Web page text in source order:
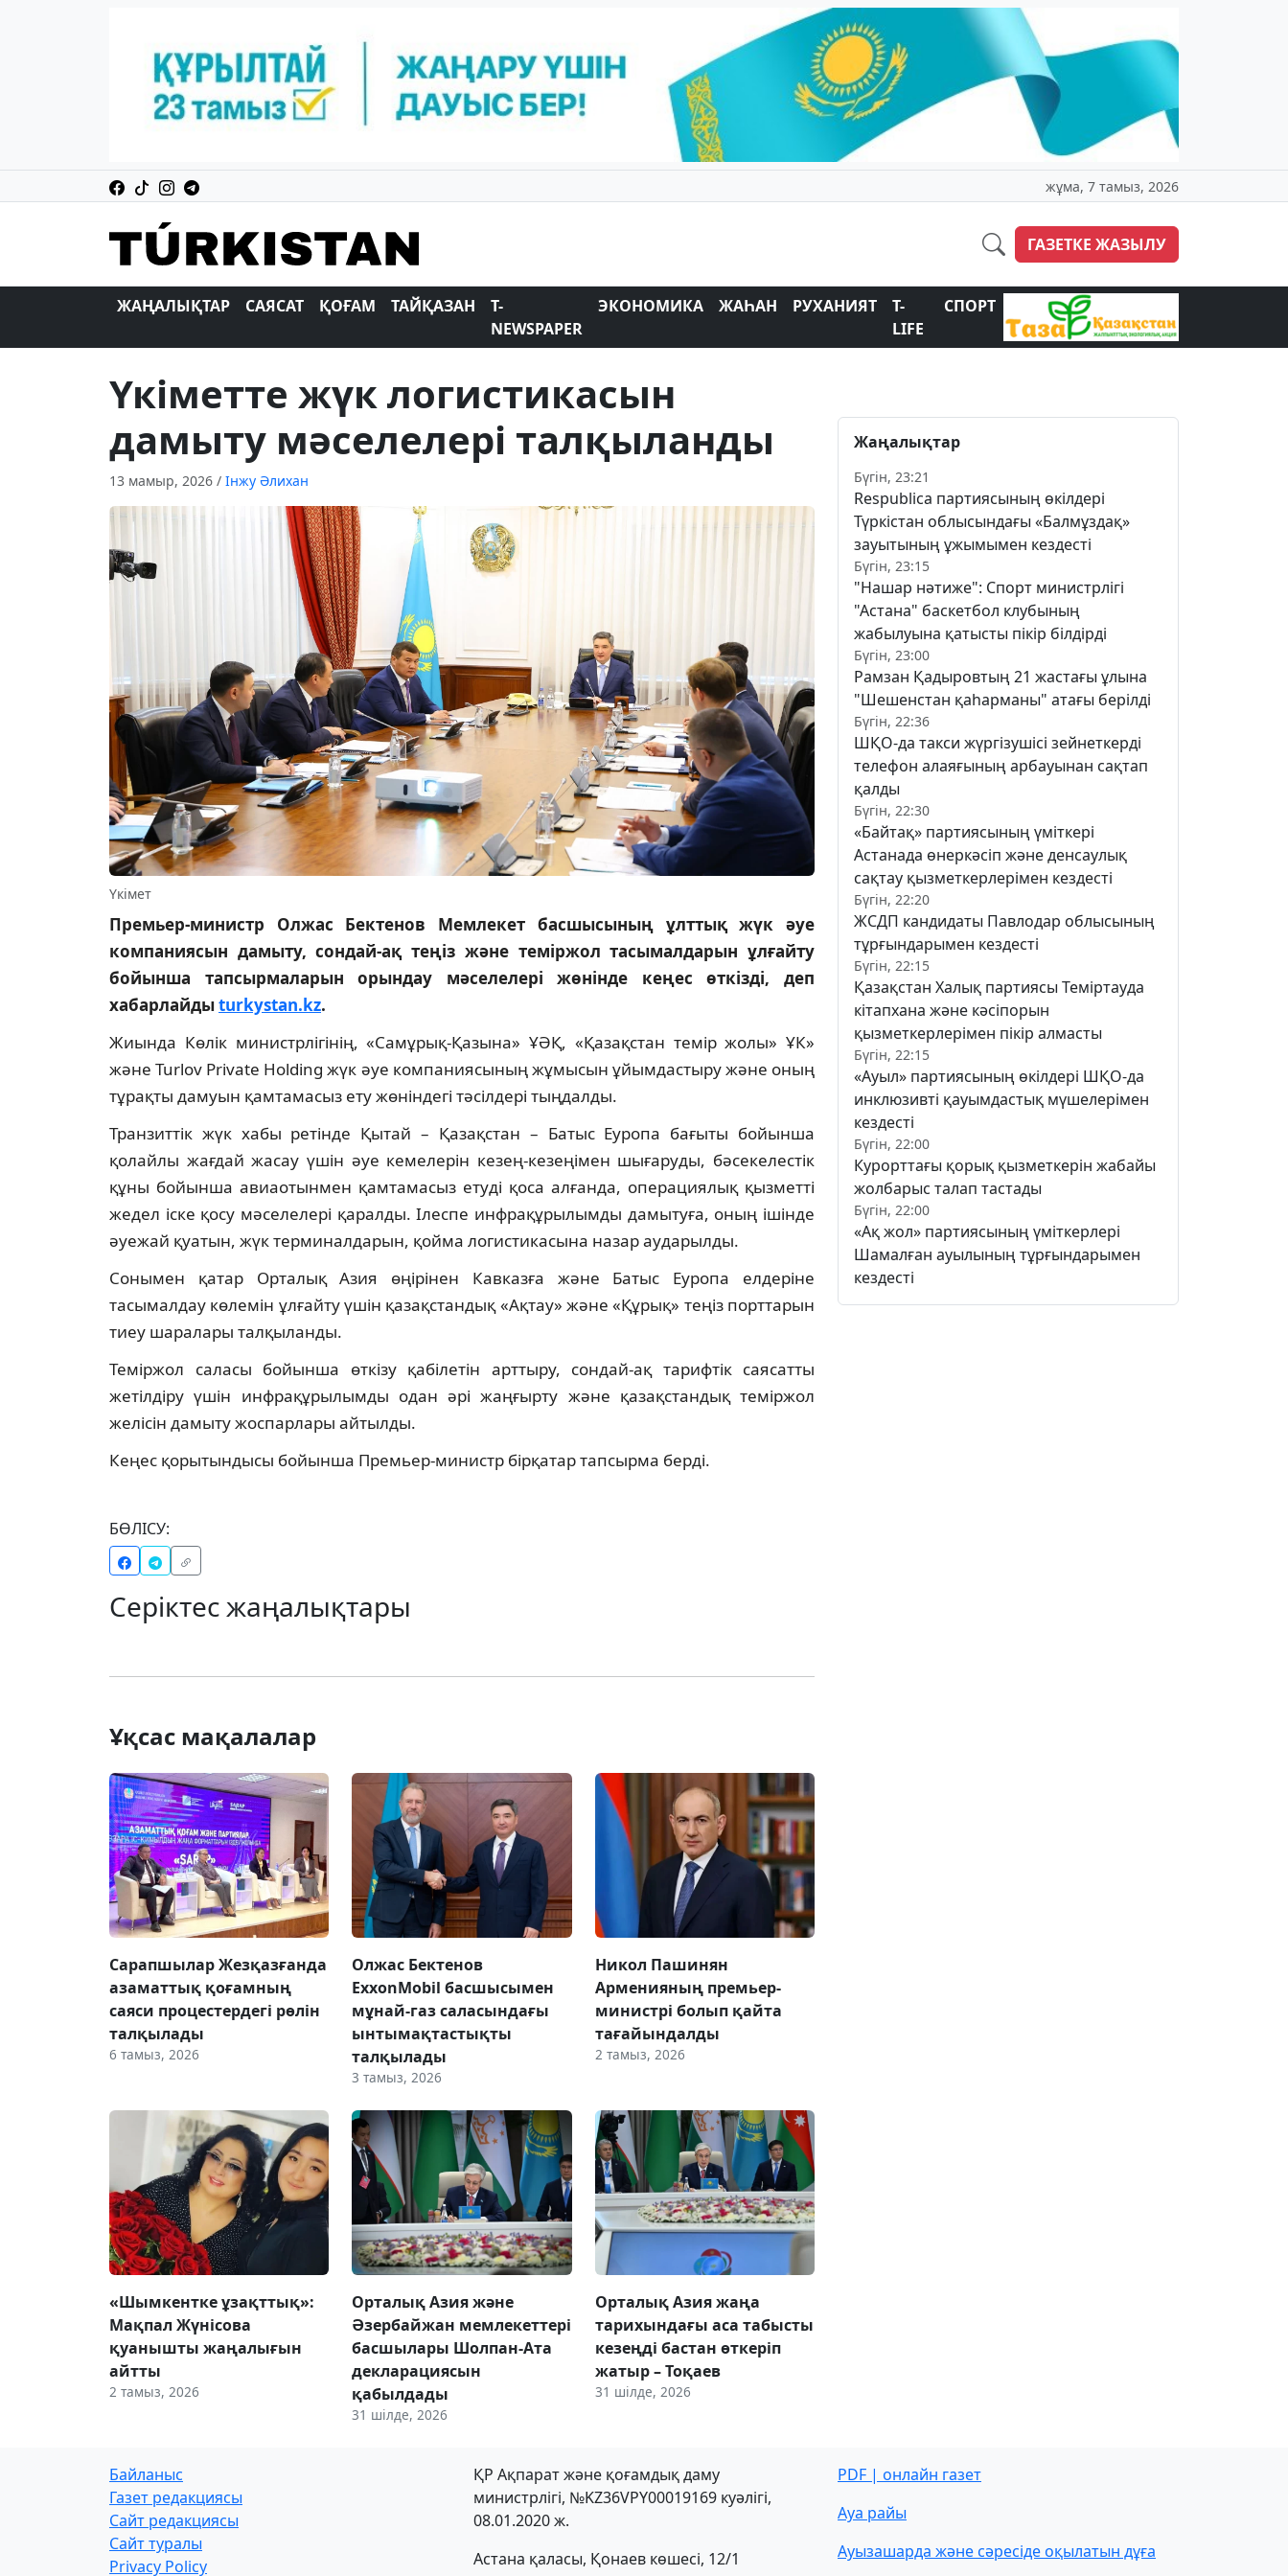
жұма, 7 тамыз, 2026
ГАЗЕТКЕ ЖАЗЫЛУ
ЖАҢАЛЫҚТАР САЯСАТ ҚОҒАМ ТАЙҚАЗАН
T-
NEWSPAPER
ЭКОНОМИКА ЖАҺАН РУХАНИЯТ
T-
LIFE
СПОРТ
Үкіметте жүк логистикасын
дамыту мәселелері талқыланды
13 мамыр, 2026 / Інжу Әлихан
Үкімет
Премьер-министр Олжас Бектенов Мемлекет басшысының ұлттық жүк әуе
компаниясын дамыту, сондай-ақ теңіз және теміржол тасымалдарын ұлғайту
бойынша тапсырмаларын орындау мәселелері жөнінде кеңес өткізді, деп
хабарлайдыturkystan.kz.
Жиында Көлік министрлігінің, «Самұрық-Қазына» ҰӘҚ, «Қазақстан темір жолы» ҰК»
және Turlov Private Holding жүк әуе компаниясының жұмысын ұйымдастыру және оның
тұрақты дамуын қамтамасыз ету жөніндегі тәсілдері тыңдалды.
Транзиттік жүк хабы ретінде Қытай – Қазақстан – Батыс Еуропа бағыты бойынша
қолайлы жағдай жасау үшін әуе кемелерін кезең-кезеңімен шығаруды, бәсекелестік
құны бойынша авиаотынмен қамтамасыз етуді қоса алғанда, операциялық қызметті
жедел іске қосу мәселелері қаралды. Ілеспе инфрақұрылымды дамытуға, оның ішінде
әуежай қуатын, жүк терминалдарын, қойма логистикасына назар аударылды.
Сонымен қатар Орталық Азия өңірінен Кавказға және Батыс Еуропа елдеріне
тасымалдау көлемін ұлғайту үшін қазақстандық «Ақтау» және «Құрық» теңіз порттарын
тиеу шаралары талқыланды.
Теміржол саласы бойынша өткізу қабілетін арттыру, сондай-ақ тарифтік саясатты
жетілдіру үшін инфрақұрылымды одан әрі жаңғырту және қазақстандық теміржол
желісін дамыту жоспарлары айтылды.
Кеңес қорытындысы бойынша Премьер-министр бірқатар тапсырма берді.
БӨЛІСУ:
Серіктес жаңалықтары
Ұқсас мақалалар
Сарапшылар Жезқазғанда
азаматтық қоғамның
саяси процестердегі рөлін
талқылады
6 тамыз, 2026
Олжас Бектенов
ExxonMobil басшысымен
мұнай-газ саласындағы
ынтымақтастықты
талқылады
3 тамыз, 2026
Никол Пашинян
Арменияның премьер-
министрі болып қайта
тағайындалды
2 тамыз, 2026
«Шымкентке ұзақттық»:
Мақпал Жүнісова
қуанышты жаңалығын
айтты
2 тамыз, 2026
Орталық Азия және
Әзербайжан мемлекеттері
басшылары Шолпан-Ата
декларациясын
қабылдады
31 шілде, 2026
Орталық Азия жаңа
тарихындағы аса табысты
кезеңді бастан өткеріп
жатыр – Тоқаев
31 шілде, 2026
Жаңалықтар
Бүгін, 23:21
Respublica партиясының өкілдері
Түркістан облысындағы «Балмұздақ»
зауытының ұжымымен кездесті
Бүгін, 23:15
"Нашар нәтиже": Спорт министрлігі
"Астана" баскетбол клубының
жабылуына қатысты пікір білдірді
Бүгін, 23:00
Рамзан Қадыровтың 21 жастағы ұлына
"Шешенстан қаһарманы" атағы берілді
Бүгін, 22:36
ШҚО-да такси жүргізушісі зейнеткерді
телефон алаяғының арбауынан сақтап
қалды
Бүгін, 22:30
«Байтақ» партиясының үміткері
Астанада өнеркәсіп және денсаулық
сақтау қызметкерлерімен кездесті
Бүгін, 22:20
ЖСДП кандидаты Павлодар облысының
тұрғындарымен кездесті
Бүгін, 22:15
Қазақстан Халық партиясы Теміртауда
кітапхана және кәсіпорын
қызметкерлерімен пікір алмасты
Бүгін, 22:15
«Ауыл» партиясының өкілдері ШҚО-да
инклюзивті қауымдастық мүшелерімен
кездесті
Бүгін, 22:00
Курорттағы қорық қызметкерін жабайы
жолбарыс талап тастады
Бүгін, 22:00
«Ақ жол» партиясының үміткерлері
Шамалған ауылының тұрғындарымен
кездесті
Байланыс
Газет редакциясы
Сайт редакциясы
Сайт туралы
Privacy Policy
ҚР Ақпарат және қоғамдық даму
министрлігі, №KZ36VPY00019169 куәлігі,
08.01.2020 ж.
Астана қаласы, Қонаев көшесі, 12/1
PDF | онлайн газет
Ауа райы
Ауызашарда және сәресіде оқылатын дұға